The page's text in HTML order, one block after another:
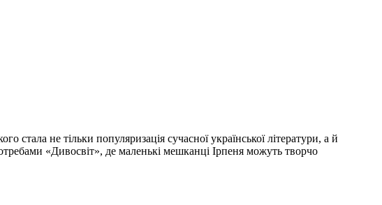
не тільки популяризація сучасної української літератури, а й
«Дивосвіт», де маленькі мешканці Ірпеня можуть творчо